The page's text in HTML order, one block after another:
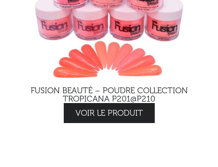
FUSION BEAUTÉ – POUDRE COLLECTION
TROPICANA P201@P210
VOIR LE PRODUIT